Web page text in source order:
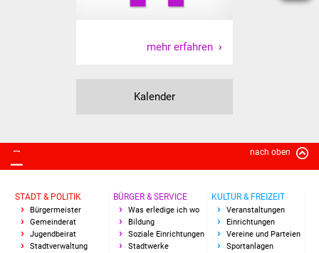
Ärzte und Apotheken
Pflege von Angehörigen
Index
Bürgerbus (MOBS)
Abfall und Entsorgung
Kultur & Freizeit
mehr erfahren
Kalender
nach oben
STADT & POLITIK
Bürgermeister
Gemeinderat
Jugendbeirat
Stadtverwaltung
BÜRGER & SERVICE
Was erledige ich wo
Bildung
Soziale Einrichtungen
Stadtwerke
KULTUR & FREIZEIT
Veranstaltungen
Einrichtungen
Vereine und Parteien
Sportanlagen